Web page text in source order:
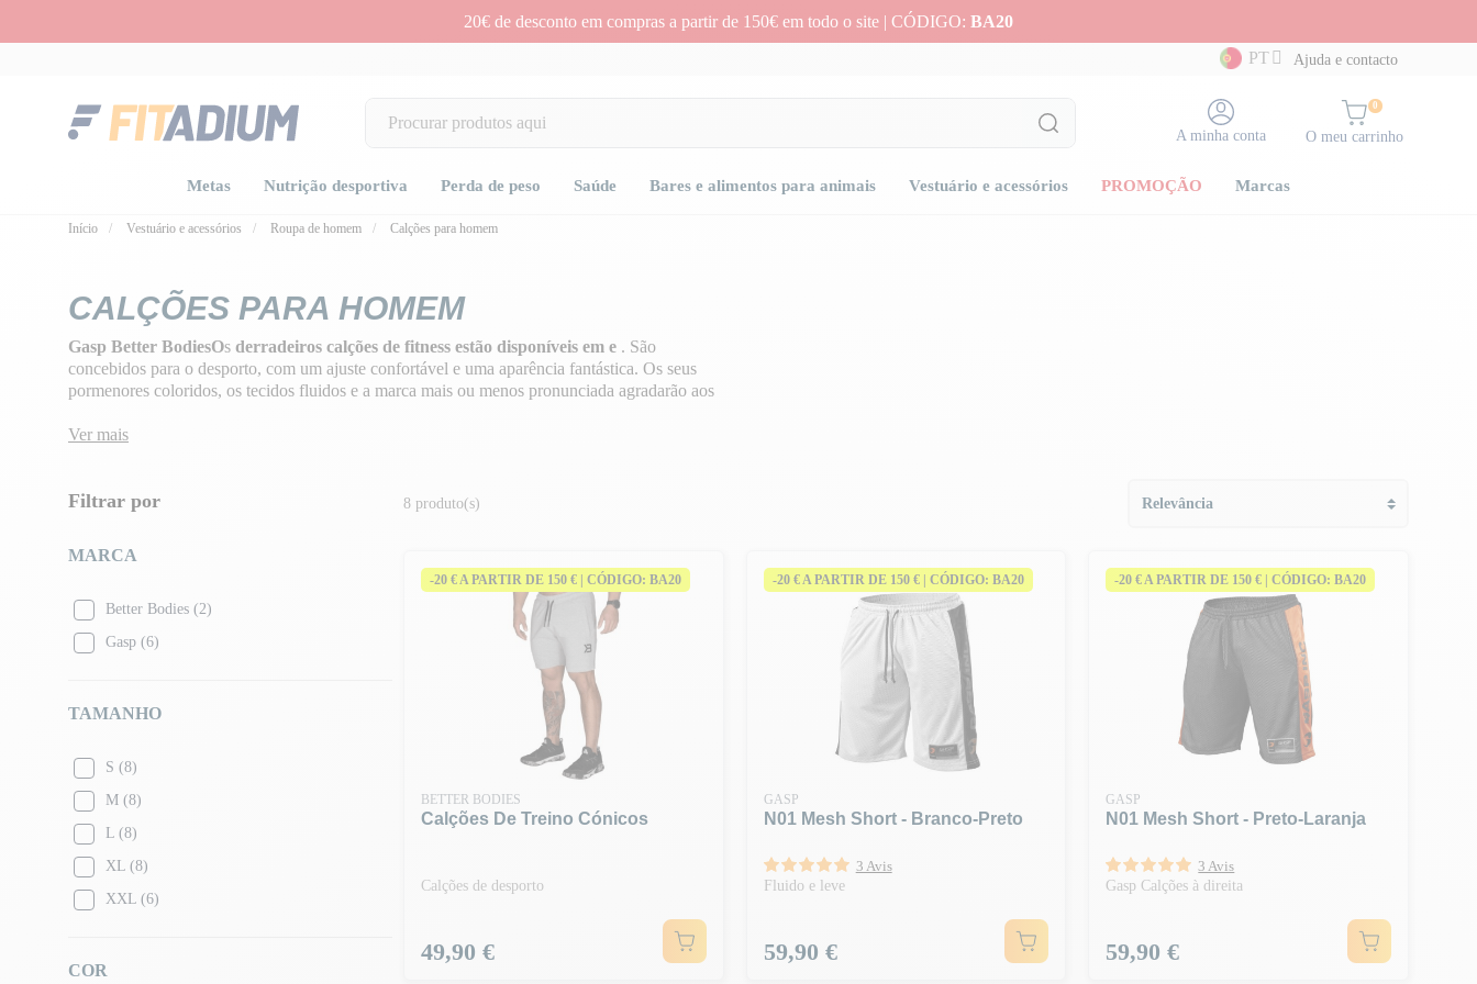
20€ de desconto em compras a partir de 150€ em todo o site | CÓDIGO: BA20
PT
Ajuda e contacto
A minha conta
0
O meu carrinho
Metas Nutrição desportiva Perda de peso Saúde Bares e alimentos para animais Vestuário e acessórios PROMOÇÃO Marcas
Início Vestuário e acessórios Roupa de homem Calções para homem
CALÇÕES PARA HOMEM
Gasp Better BodiesOs derradeiros calções de fitness estão disponíveis em e . São
concebidos para o desporto, com um ajuste confortável e uma aparência fantástica. Os seus
pormenores coloridos, os tecidos fluidos e a marca mais ou menos pronunciada agradarão aos
Ver mais
Filtrar por
MARCA
Better Bodies (2)
Gasp (6)
TAMANHO
S (8)
M (8)
L (8)
XL (8)
XXL (6)
COR
8 produto(s)
-20 € A PARTIR DE 150 € | CÓDIGO: BA20
BETTER BODIES
Calções De Treino Cónicos
Calções de desporto
Preço
49,90 €
-20 € A PARTIR DE 150 € | CÓDIGO: BA20
GASP
N01 Mesh Short - Branco-Preto
3 Avis
Fluido e leve
Preço
59,90 €
-20 € A PARTIR DE 150 € | CÓDIGO: BA20
GASP
N01 Mesh Short - Preto-Laranja
3 Avis
Gasp Calções à direita
Preço
59,90 €